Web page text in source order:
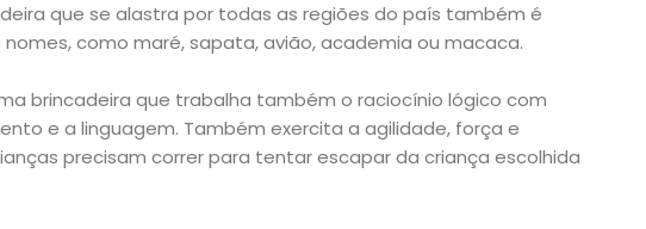
que se alastra por todas as regiões do país também é
como maré, sapata, avião, academia ou macaca.
brincadeira que trabalha também o raciocínio lógico com
e a linguagem. Também exercita a agilidade, força e
precisam correr para tentar escapar da criança escolhida